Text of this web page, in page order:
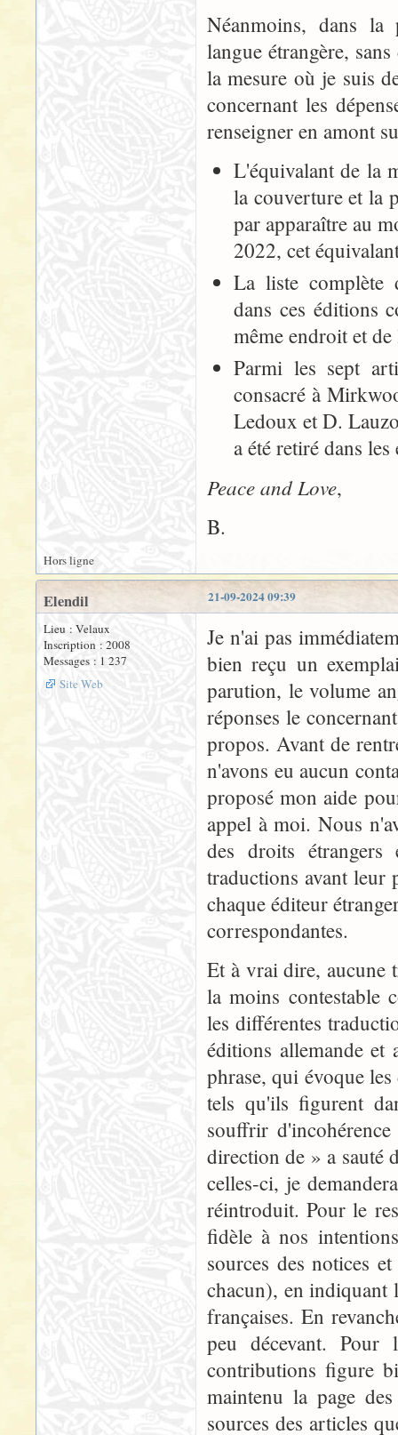
Néanmoins, dans la
langue étrangère,
la mesure où je suis
concernant les
renseigner en amont
L'équivalant de la
la couverture et la
par apparaître au
2022, cet
La liste complète
dans ces éditions
même endroit et
Parmi les sept
consacré à
Ledoux et D.
a été retiré dans
Peace and Love,
B.
Hors ligne
21-09-2024 09:39
Elendil
Lieu : Velaux
Inscription : 2008
Messages : 1 237
Site Web
Je n'ai pas
bien reçu un
parution, le volume
réponses le
propos. Avant de
n'avons eu aucun
proposé mon aide
appel à moi. Nous
des droits
traductions avant leur
chaque éditeur
correspondantes.
Et à vrai dire, aucune
la moins contestable
les différentes
éditions allemande et
phrase, qui évoque
tels qu'ils figurent
souffrir
direction de » a sauté
celles-ci, je
réintroduit. Pour le
fidèle à nos
sources des notices
chacun), en indiquant
françaises. En
peu décevant.
contributions figure
maintenu la page
sources des articles